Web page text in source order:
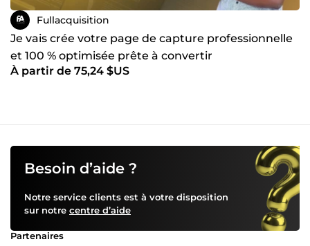
Fullacquisition
Je vais crée votre page de capture professionnelle
et 100 % optimisée prête à convertir
À partir de 75,24 $US
Besoin d’aide ?
Notre service clients est à votre disposition
sur notre centre d’aide
Partenaires